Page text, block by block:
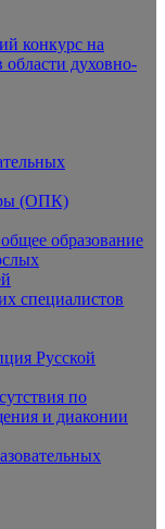
конкурс на
области духовно-
(ОПК)
образование
специалистов
Русской
по
и диаконии